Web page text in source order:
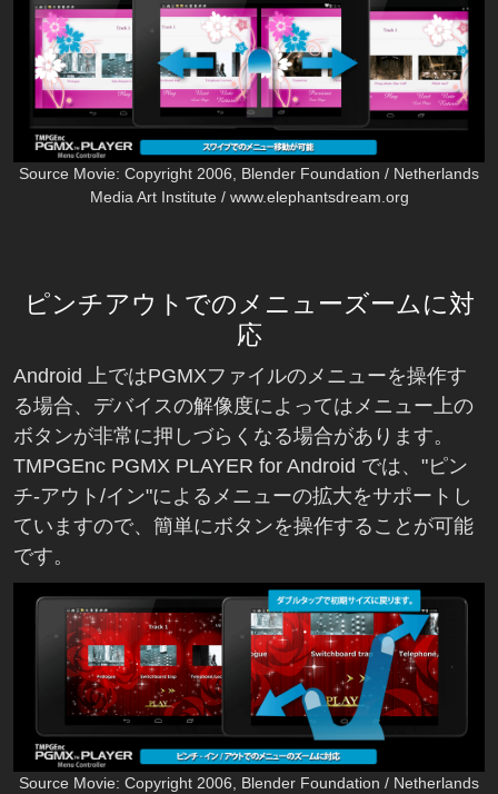
Source Movie: Copyright 2006, Blender Foundation / Netherlands
Media Art Institute / www.elephantsdream.org
ピンチアウトでのメニューズームに対
応
Android 上ではPGMXファイルのメニューを操作す
る場合、デバイスの解像度によってはメニュー上の
ボタンが非常に押しづらくなる場合があります。
TMPGEnc PGMX PLAYER for Android では、"ピン
チ-アウト/イン"によるメニューの拡大をサポートし
ていますので、簡単にボタンを操作することが可能
です。
Source Movie: Copyright 2006, Blender Foundation / Netherlands